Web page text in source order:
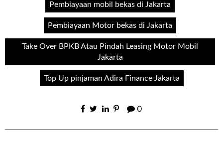
Pembiayaan mobil bekas di Jakarta
Pembiayaan Motor bekas di Jakarta
Take Over BPKB Atau Pindah Leasing Motor Mobil
Jakarta
Top Up pinjaman Adira Finance Jakarta
0